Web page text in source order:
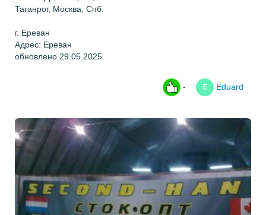
Таганрог, Москва, Спб.
г. Ереван
Адрес: Ереван
обновлено 29.05.2025
- Eduard